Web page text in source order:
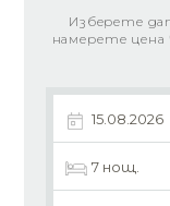
Изберете
намерете цена